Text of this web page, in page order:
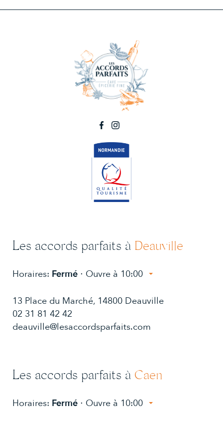
Les accords parfaits à Deauville
Horaires: Fermé ⋅ Ouvre à 10:00
Mardi:
10:00 - 13:30, 14:30 - 19:00
Mercredi:
Jeudi:
10:00 - 13:30, 14:30 - 19:00
13 Place du Marché, 14800 Deauville
02 31 81 42 42
deauville@lesaccordsparfaits.com
Les accords parfaits à Caen
Horaires: Fermé ⋅ Ouvre à 10:00